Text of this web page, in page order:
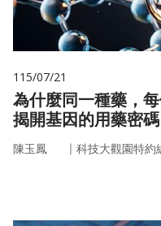
115/07/21
為什麼同一種藥，
揭開基因的用藥密碼
陳玉鳳 ｜ 科技大觀園特約